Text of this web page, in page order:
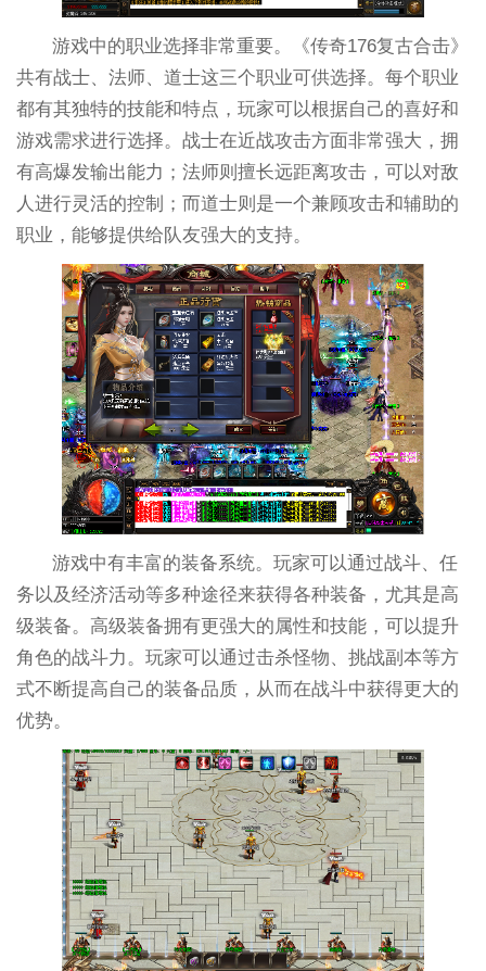
游戏中的职业选择非常重要。《传奇176复古合击》
共有战士、法师、道士这三个职业可供选择。每个职业
都有其独特的技能和特点，玩家可以根据自己的喜好和
游戏需求进行选择。战士在近战攻击方面非常强大，拥
有高爆发输出能力；法师则擅长远距离攻击，可以对敌
人进行灵活的控制；而道士则是一个兼顾攻击和辅助的
职业，能够提供给队友强大的支持。
游戏中有丰富的装备系统。玩家可以通过战斗、任
务以及经济活动等多种途径来获得各种装备，尤其是高
级装备。高级装备拥有更强大的属性和技能，可以提升
角色的战斗力。玩家可以通过击杀怪物、挑战副本等方
式不断提高自己的装备品质，从而在战斗中获得更大的
优势。